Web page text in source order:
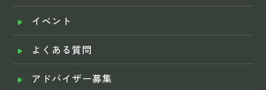
イベント
よくある質問
アドバイザー募集